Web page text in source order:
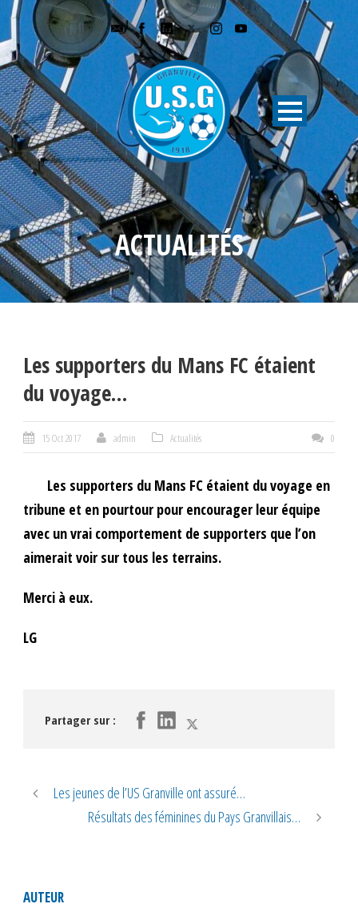
ACTUALITÉS
Les supporters du Mans FC étaient
du voyage…
15 Oct 2017 admin Actualités 0
Les supporters du Mans FC étaient du voyage en
tribune et en pourtour pour encourager leur équipe
avec un vrai comportement de supporters que l’on
aimerait voir sur tous les terrains.
Merci à eux.
LG
Partager sur :
Les jeunes de l’US Granville ont assuré…
Résultats des féminines du Pays Granvillais…
AUTEUR